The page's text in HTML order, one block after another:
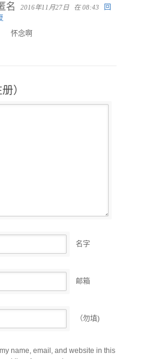
名 2016年11月27日 在 08:43
回
怀念啊
）
名字
邮箱
（勿填)
name, email, and website in this